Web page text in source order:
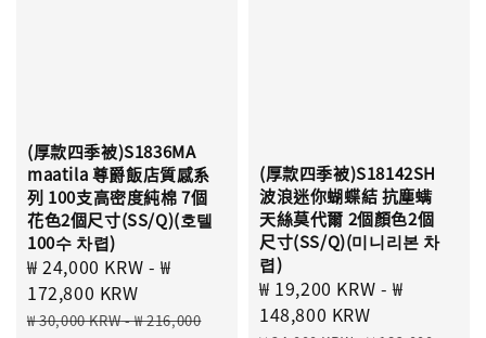
(厚款四季被)S1836MA
maatila 尊爵飯店質感系
列 100支高密度純棉 7個
花色2個尺寸(SS/Q)(호텔
100수 차렵)
Sale
price
₩ 24,000 KRW -₩
172,800 KRW
Regular
₩ 30,000 KRW-₩ 216,000
(厚款四季被)S18142SH
波浪迷你蝴蝶結 抗塵螨
天絲莫代爾 2個顏色2個
尺寸(SS/Q)(미니리본 차
렵)
Sale
price
₩ 19,200 KRW -₩
148,800 KRW